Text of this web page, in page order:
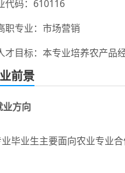
代码：610116
职专业：市场营销
才目标：本专业培养农产品
前景
业方向
业生主要面向农业专业合